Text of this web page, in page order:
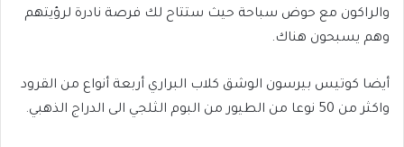
والراكون مع حوض سباحة حيث ستتاح لك فرصة نادرة لرؤيتهم
وهم يسبحون هناك.
أيضا كوتيس بيرسون الوشق كلاب البراري أربعة أنواع من القرود
واكثر من 50 نوعا من الطيور من البوم الثلجي الى الدراج الذهبي.